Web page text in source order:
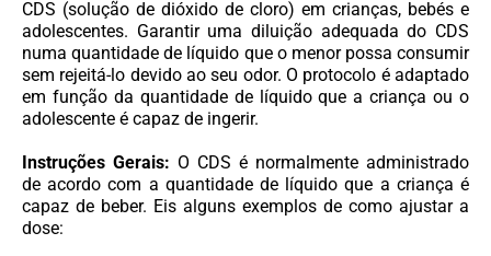
CDS (solução de dióxido de cloro) em crianças, bebés e
adolescentes. Garantir uma diluição adequada do CDS
numa quantidade de líquido que o menor possa consumir
sem rejeitá-lo devido ao seu odor. O protocolo é adaptado
em função da quantidade de líquido que a criança ou o
adolescente é capaz de ingerir.
Instruções Gerais: O CDS é normalmente administrado
de acordo com a quantidade de líquido que a criança é
capaz de beber. Eis alguns exemplos de como ajustar a
dose: